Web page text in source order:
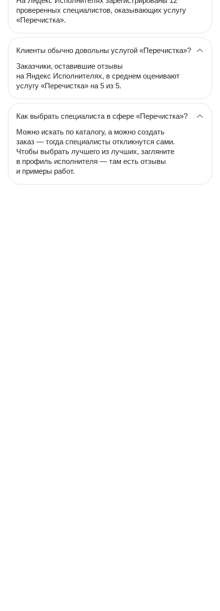
проверенных специалистов, оказывающих услугу
«Перечистка».
Клиенты обычно довольны услугой «Перечистка»?
Заказчики, оставившие отзывы
на Яндекс Исполнителях, в среднем оценивают
услугу «Перечистка» на 5 из 5.
Как выбрать специалиста в сфере «Перечистка»?
Можно искать по каталогу, а можно создать
заказ — тогда специалисты откликнутся сами.
Чтобы выбрать лучшего из лучших, загляните
в профиль исполнителя — там есть отзывы
и примеры работ.